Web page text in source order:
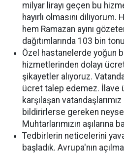
milyar lirayı geçen bu
hayırlı olmasını diliyorum.
hem Ramazan ayını
dağıtımlarında 103 bin
Özel hastanelerde yoğun
hizmetlerinden dolayı
şikayetler alıyoruz.
ücret talep edemez. İlave
karşılaşan
bildirirlerse gereken neyse
Muhtarlarımızın aşılarına
Tedbirlerin neticelerini
başladık. Avrupa'nın